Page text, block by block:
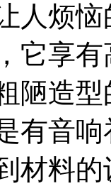
人烦
它享
陋造
有音
材料